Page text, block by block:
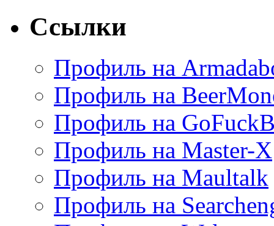
Ссылки
Профиль на
Профиль на
Профиль на
Профиль на Master-X
Профиль на Maultalk
Профиль на